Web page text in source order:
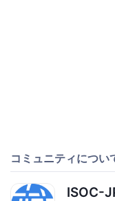
コミュニティについ
ISOC-